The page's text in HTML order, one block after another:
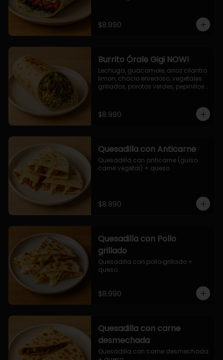
$8.990
Burrito Órale Gigi NOW!
Lechuga, guacamole, arroz cilantro
limon, choclo enredoso, vegetales
grillados, porotos verdes, pepinillos
$8.990
Quesadilla con Anticarne
Quesadilla con anticarne (guiso
carne vegetal) + queso
$8.990
Quesadilla con Pollo
grillado
Quesadilla con pollo grillado +
queso.
$8.990
Quesadilla con carne
desmechada
Quesadilla con carne desmechada